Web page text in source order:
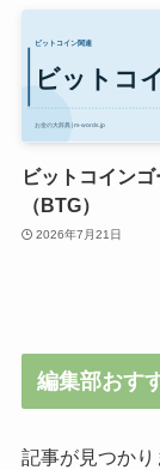
ビットコインゴ
（BTG）
2026年7月21日
編集部おす
記事が見つかり